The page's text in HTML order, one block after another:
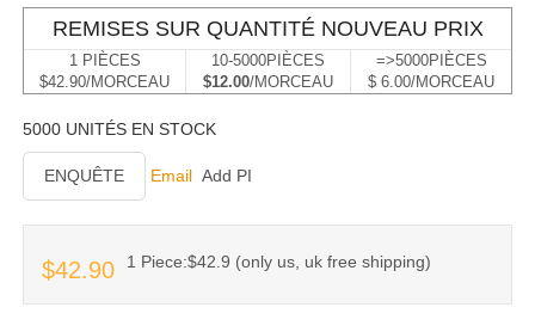
REMISES SUR QUANTITÉ NOUVEAU PRIX
1 PIÈCES
$42.90/MORCEAU
10-5000PIÈCES
$12.00/MORCEAU
=>5000PIÈCES
$ 6.00/MORCEAU
5000 UNITÉS EN STOCK
ENQUÊTE Email Add PI
$42.90 1 Piece:$42.9 (only us, uk free shipping)